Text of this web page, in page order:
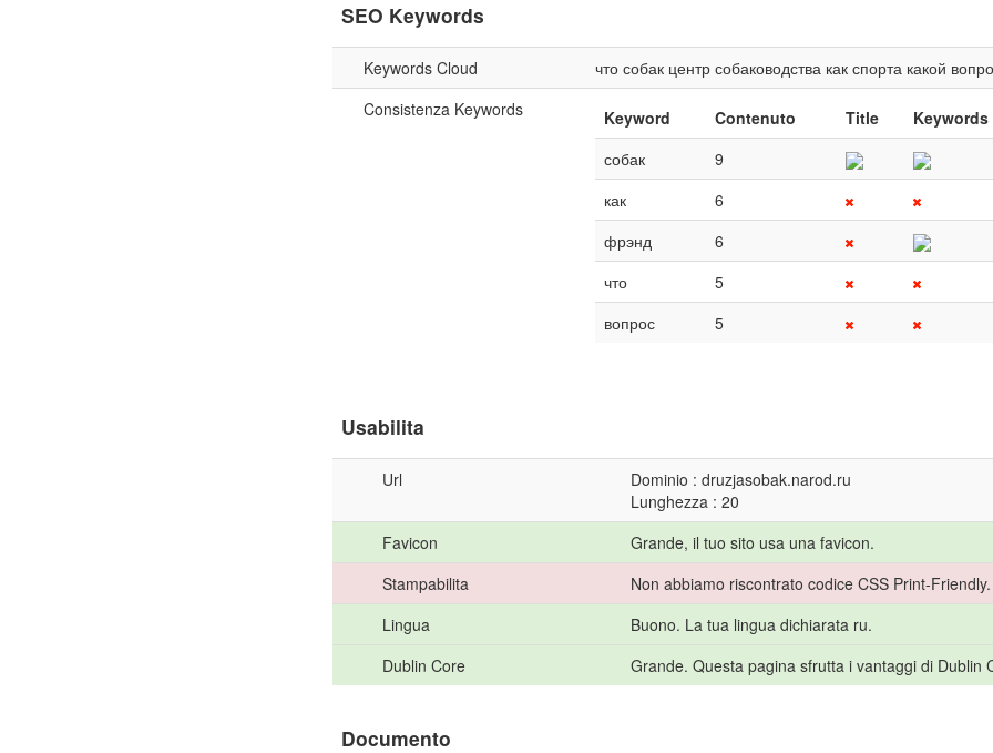
SEO Keywords
Keywords Cloud что собак центр собаководства как спорта какой
Consistenza Keywords
Keyword Contenuto Title Keywords
собак
9
как
6
фрэнд
6
что
5
вопрос
5
Usabilita
Url
Dominio : druzjasobak.narod.ru
Lunghezza : 20
Favicon
Grande, il tuo sito usa una favicon.
Stampabilita
Non abbiamo riscontrato codice CSS Print-Friendly.
Lingua
Buono. La tua lingua dichiarata ru.
Dublin Core
Grande. Questa pagina sfrutta i vantaggi di Dublin
Documento